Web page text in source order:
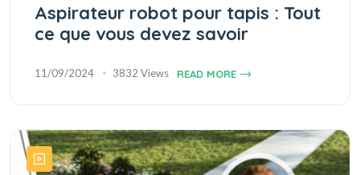
Aspirateur robot pour tapis : Tout
ce que vous devez savoir
11/09/2024 3832 Views READ MORE